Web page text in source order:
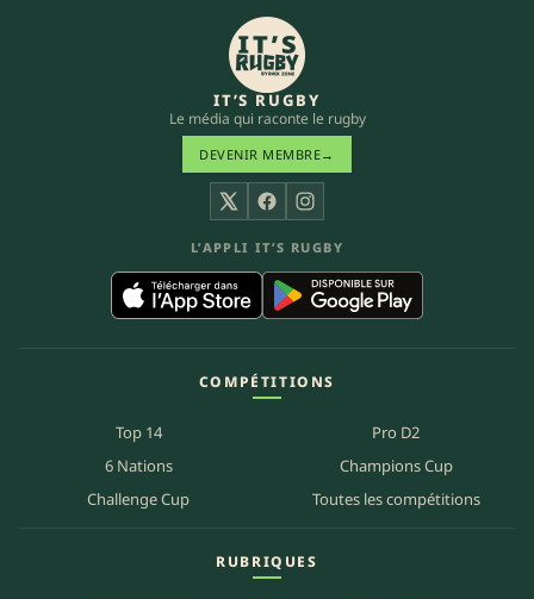
IT’S RUGBY
Le média qui raconte le rugby
DEVENIR MEMBRE→
X FacebookInstagram
L’APPLI IT’S RUGBY
COMPÉTITIONS
Top 14
Pro D2
6 Nations
Champions Cup
Challenge Cup
Toutes les compétitions
RUBRIQUES